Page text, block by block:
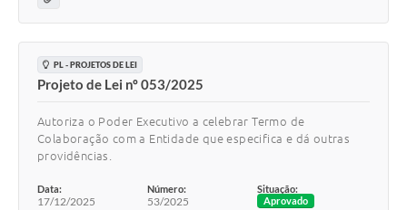
PL - PROJETOS DE LEI
Projeto de Lei nº 053/2025
Autoriza o Poder Executivo a celebrar Termo de
Colaboração com a Entidade que especifica e dá outras
providências.
Data:
17/12/2025
Número:
53/2025
Situação:
Aprovado